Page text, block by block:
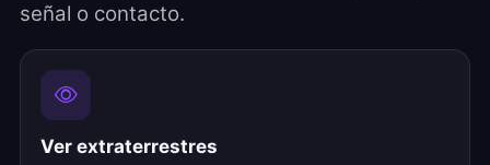
señal o contacto.
Ver extraterrestres